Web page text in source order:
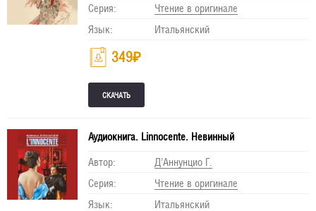
Серия:
Чтение в оригинале
Язык:
Итальянский
349₽
Аудиокнига. Linnocente. Невинный
Автор:
Д’Аннунцио Г.
Серия:
Чтение в оригинале
Язык:
Итальянский